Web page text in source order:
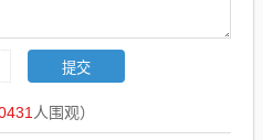
人围观）